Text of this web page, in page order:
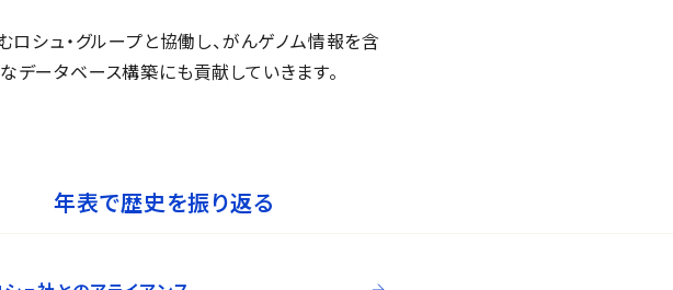
ュ・グループと協働し、がんゲノム情報を含
データベース構築にも貢献していきます。
年表で歴史を振り返る